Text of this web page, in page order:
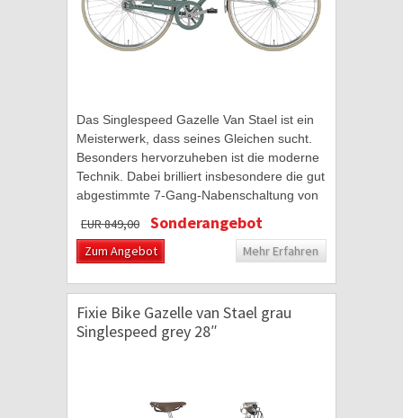
Das Singlespeed Gazelle Van Stael ist ein
Meisterwerk, dass seines Gleichen sucht.
Besonders hervorzuheben ist die moderne
Technik. Dabei brilliert insbesondere die gut
abgestimmte 7-Gang-Nabenschaltung von
Shimano Nexus. Diese überzeugt mit
einer...
EUR 849,00 Sonderangebot
Zum Angebot Mehr Erfahren
Fixie Bike Gazelle van Stael grau
Singlespeed grey 28″